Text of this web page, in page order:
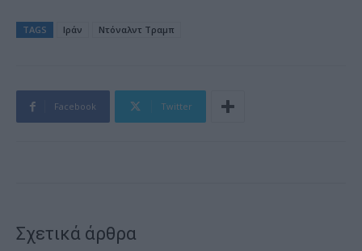
TAGS Ιράν Ντόναλντ Τραμπ
Facebook Twitter
Σχετικά άρθρα